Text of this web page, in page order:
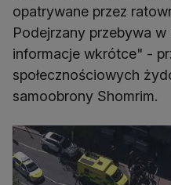
opatrywane przez
Podejrzany przebywa w
informacje wkrótce" -
społecznościowych
samoobrony Shomrim.